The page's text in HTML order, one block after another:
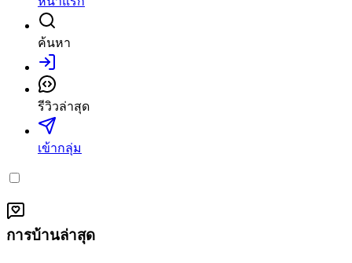
ค้นหา
เข้าสู่ระบบ
รีวิวล่าสุด
เข้ากลุ่ม
การบ้านล่าสุด